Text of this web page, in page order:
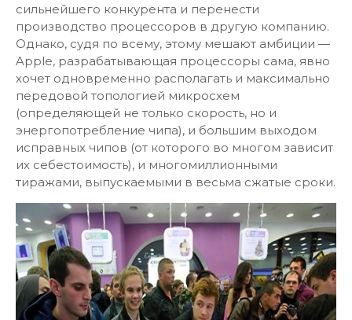
сильнейшего конкурента и перенести
производство процессоров в другую компанию.
Однако, судя по всему, этому мешают амбиции —
Apple, разрабатывающая процессоры сама, явно
хочет одновременно располагать и максимально
передовой топологией микросхем
(определяющей не только скорость, но и
энергопотребление чипа), и большим выходом
исправных чипов (от которого во многом зависит
их себестоимость), и многомиллионными
тиражами, выпускаемыми в весьма сжатые сроки.